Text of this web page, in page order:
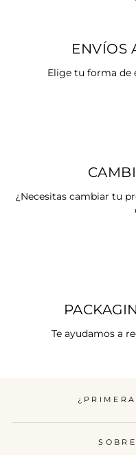
ENVÍOS
Elige tu forma de
¿Necesitas cambiar tu
Te ayudamos a